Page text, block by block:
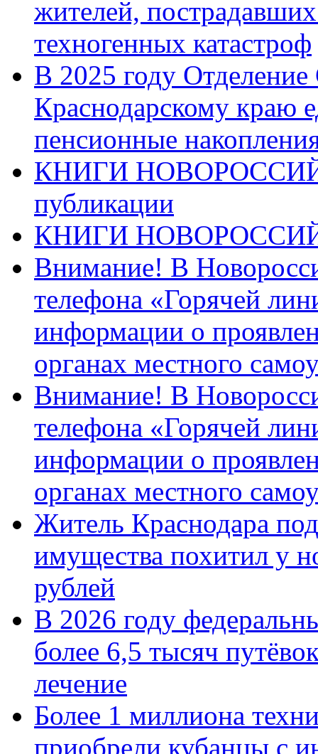
жителей,
техногенных катастроф
В 2025 году
Краснодарскому краю
пенсионные
КНИГИ
публикации
КНИГИ
Внимание! В
телефона «Горячей
информации о
органах местного
Внимание! В
телефона «Горячей
информации о
органах местного
Житель Краснодара
имущества похитил у
рублей
В 2026 году
более 6,5 тысяч
лечение
Более 1 миллиона
приобрели кубанцы с